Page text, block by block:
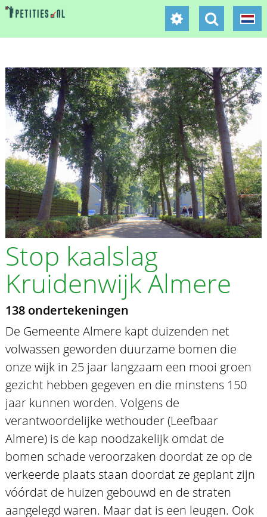
Stop kaalslag
Kruidenwijk Almere
138 ondertekeningen
De Gemeente Almere kapt duizenden net
volwassen geworden duurzame bomen die
onze wijk in 25 jaar langzaam een mooi groen
gezicht hebben gegeven en die minstens 150
jaar kunnen worden. Volgens de
verantwoordelijke wethouder (Leefbaar
Almere) is de kap noodzakelijk omdat de
bomen schade veroorzaken doordat ze op de
verkeerde plaats staan doordat ze geplant zijn
vóórdat de huizen gebouwd en de straten
aangelegd waren. Maar dat is een leugen. Ook